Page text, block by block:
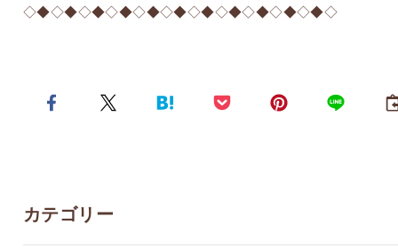
◇◆◇◆◇◆◇◆◇◆◇◆◇◆◇◆◇◆◇◆◇◆◇
カテゴリー